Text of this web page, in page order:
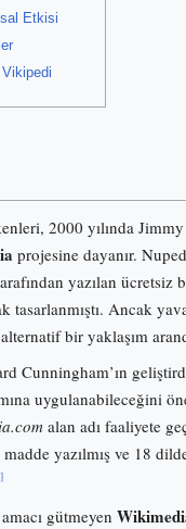
Etkisi
2000 yılında Jimmy
projesine dayanır.
yazılan ücretsiz
tasarlanmıştı. Ancak
bir yaklaşım
Cunningham’ın
uygulanabileceğini
alan adı faaliyete
yazılmış ve 18
gütmeyen